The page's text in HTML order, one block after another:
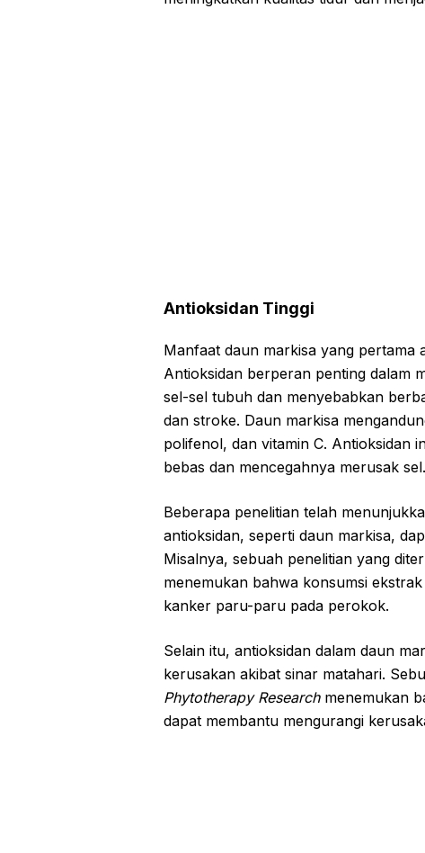
Antioksidan Tinggi
Manfaat daun markisa yang pertama
Antioksidan berperan penting dalam
sel-sel tubuh dan menyebabkan
dan stroke. Daun markisa
polifenol, dan vitamin C. Antioksidan
bebas dan mencegahnya merusak sel.
Beberapa penelitian telah
antioksidan, seperti daun markisa,
Misalnya, sebuah penelitian yang
menemukan bahwa konsumsi
kanker paru-paru pada perokok.
Selain itu, antioksidan dalam daun
kerusakan akibat sinar matahari.
Phytotherapy Researchmenemukan
dapat membantu mengurangi